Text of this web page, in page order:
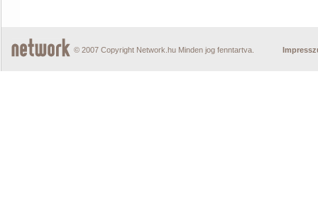
© 2007 Copyright Network.hu Minden jog fenntartva.